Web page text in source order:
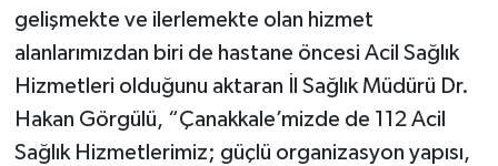
gelişmekte ve ilerlemekte olan hizmet
alanlarımızdan biri de hastane öncesi Acil Sağlık
Hizmetleri olduğunu aktaran İl Sağlık Müdürü Dr.
Hakan Görgülü, “Çanakkale’mizde de 112 Acil
Sağlık Hizmetlerimiz; güçlü organizasyon yapısı,